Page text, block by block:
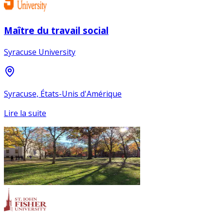
Maître du travail social
Syracuse University
Syracuse, États-Unis d'Amérique
Lire la suite